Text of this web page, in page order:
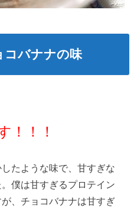
コバナナの味
！！！
たような味で、甘すぎな
僕は甘すぎるプロテイン
、チョコバナナは甘すぎ